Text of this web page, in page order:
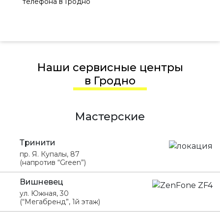
Наши сервисные центры
в Гродно
Мастерские
Тринити
пр. Я. Купалы, 87
(напротив “Green”)
Вишневец
ул. Южная, 30
(“Мегабренд”, 1й этаж)